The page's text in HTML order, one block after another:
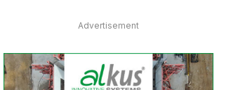
Advertisement